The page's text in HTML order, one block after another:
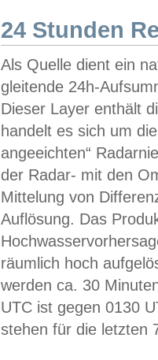
24 Stunden
Als Quelle dient ein
gleitende 24h-
Dieser Layer enthält
handelt es sich um
angeeichten“
der Radar- mit den
Mittelung von
Auflösung. Das
räumlich hoch
werden ca. 30
UTC ist gegen 0130
stehen für die letzten